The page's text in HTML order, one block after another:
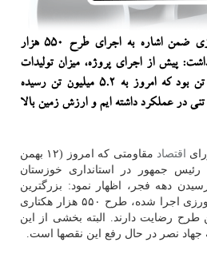
خوزستان وزیر جهاد کشاورزی ضمن اشاره به اجرای طرح ۵۵۰ هزار
پیش از اجرای پروژه، میزان تولیدات
کشاورزی منطقه ۱.۷ میلیون تن بود که امروز به ۵.۲ میلیون تن رسیده
۳.۵ میلیون تنی در عملکرد داشته ایم و ارزش زمین بالا
اقتصاد
مقاومتی که امروز (۱۲ بهمن
جمهور در استانداری خوزستان
دهه فجر، اظهار نمود: بزرگترین
پروژه ای که در بخش کشاورزی اجرا شده، طرح ۵۵۰ هزار هکتاری
رضایت دارند. البته بخشی از این
جهاد نصر در حال رفع این نقصها است.